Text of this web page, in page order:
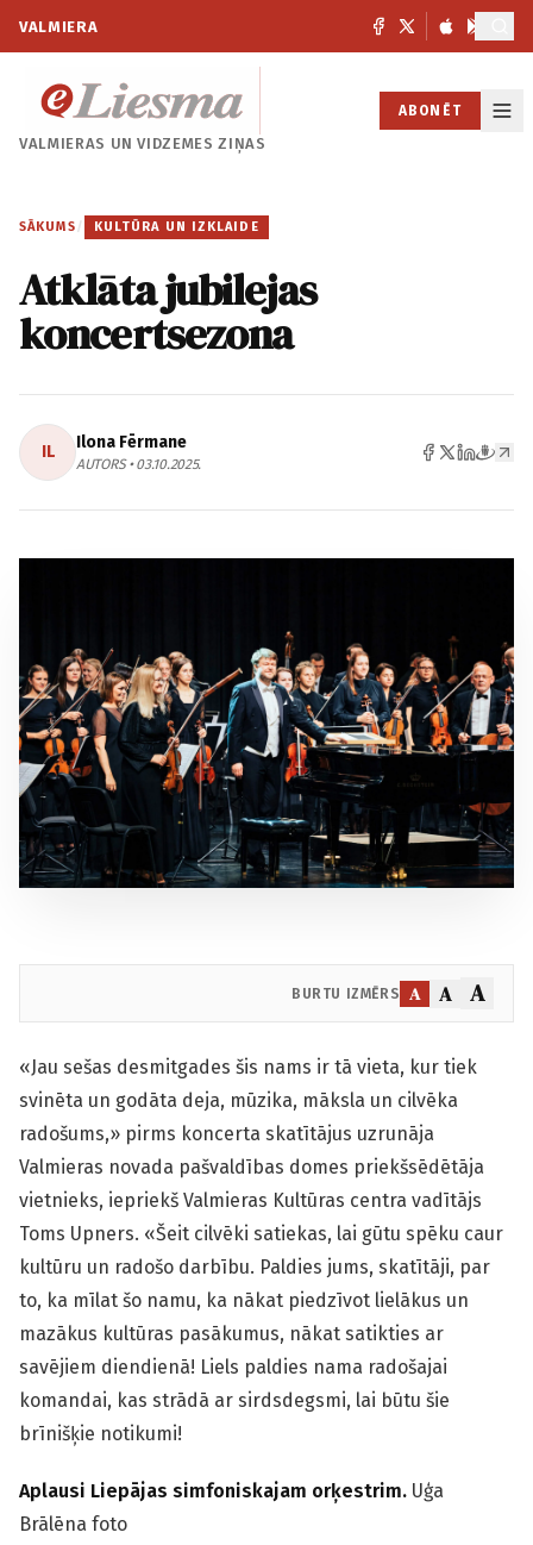
VALMIERA
VALMIERAS UNVIDZEMES ZIŅAS
ABONĒT
SĀKUMS / KULTŪRA UN IZKLAIDE
Atklāta jubilejas
koncertsezona
IL Ilona Fērmane
AUTORS • 03.10.2025.
BURTU IZMĒRS A A A
«Jau sešas desmitgades šis nams ir tā vieta, kur tiek
svinēta un godāta deja, mūzika, māksla un cilvēka
radošums,» pirms koncerta skatītājus uzrunāja
Valmieras novada pašvaldības domes priekšsēdētāja
vietnieks, iepriekš Valmieras Kultūras centra vadītājs
Toms Upners. «Šeit cilvēki satiekas, lai gūtu spēku caur
kultūru un radošo darbību. Paldies jums, skatītāji, par
to, ka mīlat šo namu, ka nākat piedzīvot lielākus un
mazākus kultūras pasākumus, nākat satikties ar
savējiem diendienā! Liels paldies nama radošajai
komandai, kas strādā ar sirdsdegsmi, lai būtu šie
brīnišķie notikumi!
Aplausi Liepājas simfoniskajam orķestrim. Uģa
Brālēna foto